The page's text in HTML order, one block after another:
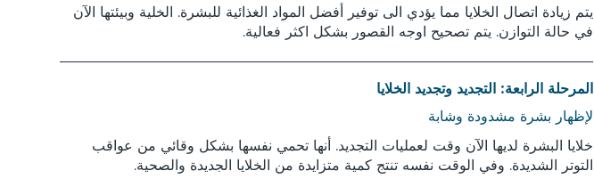
يتم زيادة اتصال الخلايا مما يؤدي الى توفير أفضل المواد الغذائية للبشرة. الخلية وبيئتها الآن
في حالة التوازن. يتم تصحيح اوجه القصور بشكل اكثر فعالية.
المرحلة الرابعة: التجديد وتجديد الخلايا
لإظهار بشرة مشدودة وشابة
خلايا البشرة لديها الآن وقت لعمليات التجديد. أنها تحمي نفسها بشكل وقائي من عواقب
التوتر الشديدة. وفي الوقت نفسه تنتج كمية متزايدة من الخلايا الجديدة والصحية.